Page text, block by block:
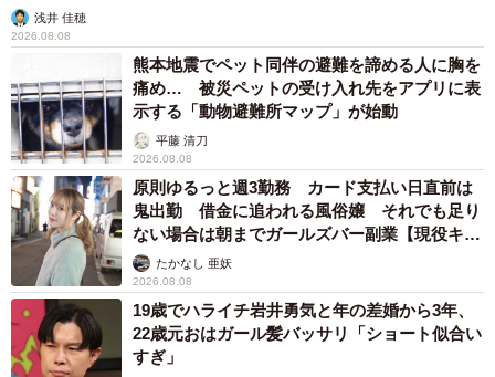
浅井 佳穂
2026.08.08
熊本地震でペット同伴の避難を諦める人に胸を
痛め… 被災ペットの受け入れ先をアプリに表
示する「動物避難所マップ」が始動
平藤 清刀
2026.08.08
原則ゆるっと週3勤務 カード支払い日直前は
鬼出勤 借金に追われる風俗嬢 それでも足り
ない場合は朝までガールズバー副業【現役キャ
ストに取材】
たかなし 亜妖
2026.08.08
19歳でハライチ岩井勇気と年の差婚から3年、
22歳元おはガール髪バッサリ「ショート似合い
すぎ」